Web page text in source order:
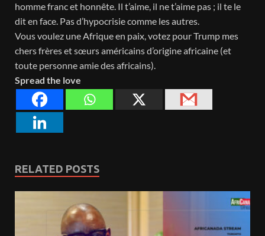
homme franc et honnête. Il t’aime, il ne t’aime pas ; il te le
dit en face. Pas d’hypocrisie comme les autres.
Vous voulez une Afrique en paix, votez pour Trump mes
chers frères et sœurs américains d’origine africaine (et
toute personne amie des africains).
Spread the love
RELATED POSTS